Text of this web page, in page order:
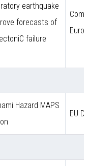
earthquake
forecasts of
failure
Hazard MAPS
EU